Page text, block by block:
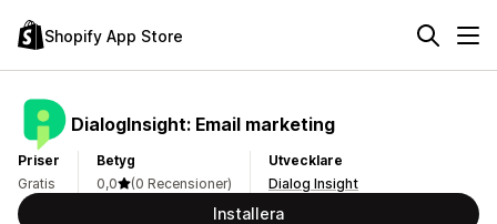
Shopify App Store
DialogInsight: Email marketing
Priser
Gratis
Betyg
0,0
(0 Recensioner)
Utvecklare
Dialog Insight
Installera